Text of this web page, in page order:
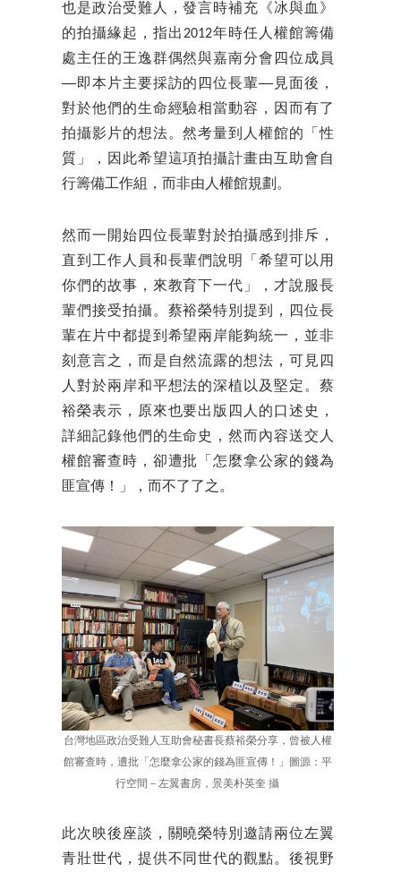
也是政治受難人，發言時補充《冰與血》
的拍攝緣起，指出2012年時任人權館籌備
處主任的王逸群偶然與嘉南分會四位成員
──即本片主要採訪的四位長輩──見面後，
對於他們的生命經驗相當動容，因而有了
拍攝影片的想法。然考量到人權館的「性
質」，因此希望這項拍攝計畫由互助會自
行籌備工作組，而非由人權館規劃。
然而一開始四位長輩對於拍攝感到排斥，
直到工作人員和長輩們說明「希望可以用
你們的故事，來教育下一代」，才說服長
輩們接受拍攝。蔡裕榮特別提到，四位長
輩在片中都提到希望兩岸能夠統一，並非
刻意言之，而是自然流露的想法，可見四
人對於兩岸和平想法的深植以及堅定。蔡
裕榮表示，原來也要出版四人的口述史，
詳細記錄他們的生命史，然而內容送交人
權館審查時，卻遭批「怎麼拿公家的錢為
匪宣傳！」，而不了了之。
台灣地區政治受難人互助會秘書長蔡裕榮分享，曾被人權
館審查時，遭批「怎麼拿公家的錢為匪宣傳！」圖源：平
行空間－左翼書房，景美朴英奎 攝
此次映後座談，關曉榮特別邀請兩位左翼
青壯世代，提供不同世代的觀點。後視野